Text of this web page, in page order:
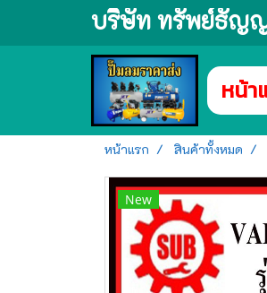
บริษัท ทรัพย์ธัญ
หน้า
หน้าแรก สินค้าทั้งหมด
New